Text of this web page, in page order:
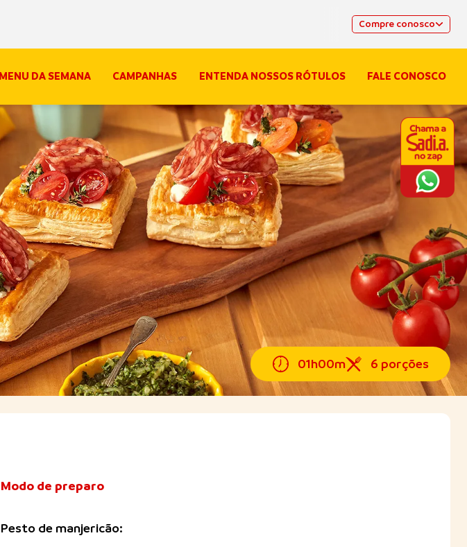
Compre conosco
MENU DA SEMANA CAMPANHAS ENTENDA NOSSOS RÓTULOS FALE CONOSCO
01h00m 6 porções
Modo de preparo
Pesto de manjericão: